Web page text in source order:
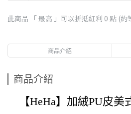
此商品 「 最高 」可以折抵紅利 0 點 (約
商品介紹
商品介紹
【HeHa】加絨PU皮